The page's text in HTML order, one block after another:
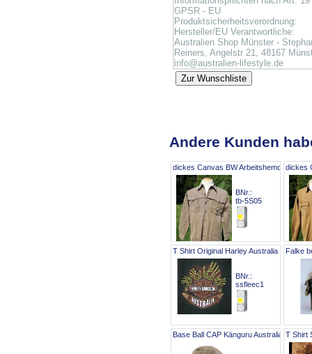
GPSR - EU
Produktsicherheitsverordnung:
Hersteller/EU Verantwortliche:
Australien Shop Münster -
Reiners, Angelstr 21, 48167
info@australien-lifestyle.de
Andere Kunden
dickes Canvas BW Arbeitshemd Outdoor
BNr.:
tb-5S05
dickes
T Shirt Original Harley Australia Gr S
BNr.:
ssfleec1
Falke
Base Ball CAP Känguru Australia Canvas
T Shirt